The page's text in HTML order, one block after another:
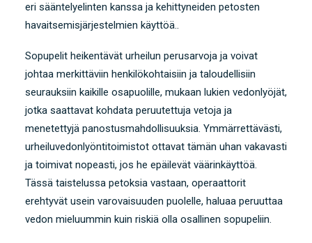
eri sääntelyelinten kanssa ja kehittyneiden petosten
havaitsemisjärjestelmien käyttöä..
Sopupelit heikentävät urheilun perusarvoja ja voivat
johtaa merkittäviin henkilökohtaisiin ja taloudellisiin
seurauksiin kaikille osapuolille, mukaan lukien vedonlyöjät,
jotka saattavat kohdata peruutettuja vetoja ja
menetettyjä panostusmahdollisuuksia. Ymmärrettävästi,
urheiluvedonlyöntitoimistot ottavat tämän uhan vakavasti
ja toimivat nopeasti, jos he epäilevät väärinkäyttöä.
Tässä taistelussa petoksia vastaan, operaattorit
erehtyvät usein varovaisuuden puolelle, haluaa peruuttaa
vedon mieluummin kuin riskiä olla osallinen sopupeliin.